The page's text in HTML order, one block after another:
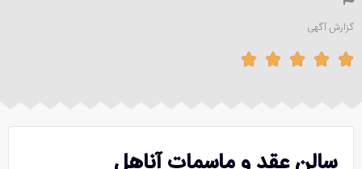
گزارش آگهی




